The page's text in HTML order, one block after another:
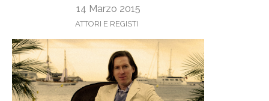
14 Marzo 2015
ATTORI E REGISTI